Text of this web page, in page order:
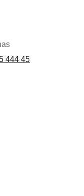
444 45